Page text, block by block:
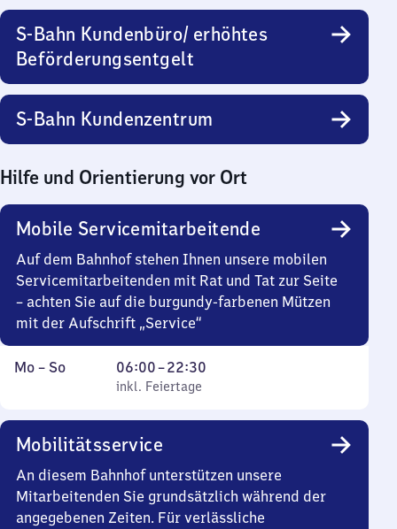
S-Bahn Kundenbüro/ erhöhtes
Beförderungsentgelt
S-Bahn Kundenzentrum
Hilfe und Orientierung vor Ort
Mobile Servicemitarbeitende
Auf dem Bahnhof stehen Ihnen unsere mobilen
Servicemitarbeitenden mit Rat und Tat zur Seite
– achten Sie auf die burgundy-farbenen Mützen
mit der Aufschrift „Service“
Montag
Mo – So,
inkl. Feiertage
06:00–22:30
Von
6
22
Uhr
30
inkl. Feiertage
Mobilitätsservice
An diesem Bahnhof unterstützen unsere
Mitarbeitenden Sie grundsätzlich während der
angegebenen Zeiten. Für verlässliche